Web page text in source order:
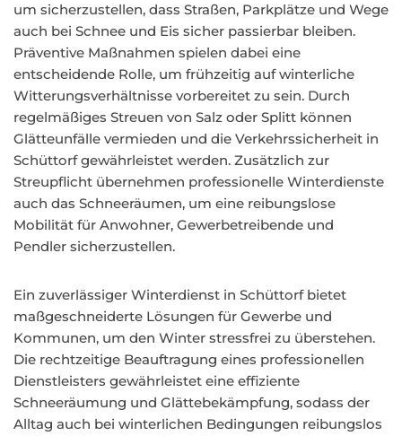
um sicherzustellen, dass Straßen, Parkplätze und Wege
auch bei Schnee und Eis sicher passierbar bleiben.
Präventive Maßnahmen spielen dabei eine
entscheidende Rolle, um frühzeitig auf winterliche
Witterungsverhältnisse vorbereitet zu sein. Durch
regelmäßiges Streuen von Salz oder Splitt können
Glätteunfälle vermieden und die Verkehrssicherheit in
Schüttorf gewährleistet werden. Zusätzlich zur
Streupflicht übernehmen professionelle Winterdienste
auch das Schneeräumen, um eine reibungslose
Mobilität für Anwohner, Gewerbetreibende und
Pendler sicherzustellen.
Ein zuverlässiger Winterdienst in Schüttorf bietet
maßgeschneiderte Lösungen für Gewerbe und
Kommunen, um den Winter stressfrei zu überstehen.
Die rechtzeitige Beauftragung eines professionellen
Dienstleisters gewährleistet eine effiziente
Schneeräumung und Glättebekämpfung, sodass der
Alltag auch bei winterlichen Bedingungen reibungslos